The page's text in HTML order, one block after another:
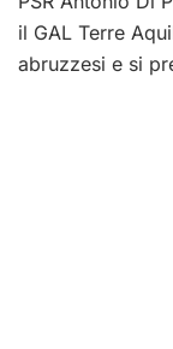
il GAL Terre
abruzzesi e si